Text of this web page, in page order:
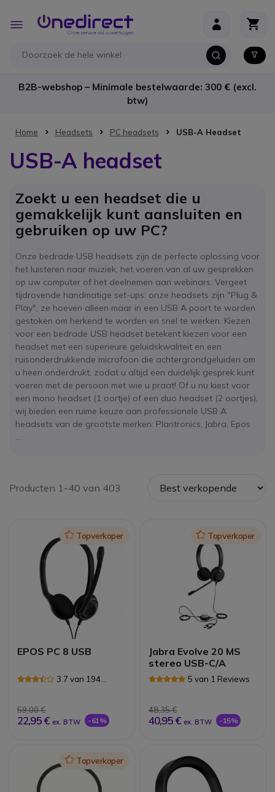
Toggle
Nav
B2B-webshop – Minimale bestelwaarde: 300 € (excl.
btw)
Home Headsets PC headsets USB-A Headset
USB-A headset
Zoekt u een headset die u
gemakkelijk kunt aansluiten en
gebruiken op uw PC?
Onze bedrade USB headsets zijn de perfecte oplossing voor
het luisteren naar muziek, het voeren van al uw gesprekken
op uw computer of het deelnemen aan webinars. Vergeet
tijdrovende handmatige set-ups: onze headsets zijn "Plug &
Play", ze hoeven alleen maar in een USB A poort te worden
gestoken om herkend te worden en snel te werken. Kiezen
voor een bedrade USB headset betekent kiezen voor een
headset met een superieure geluidskwaliteit en een
ruisonderdrukkende microfoon die achtergrondgeluiden om
u heen onderdrukt, zodat u altijd een duidelijk gesprek kunt
voeren met de persoon met wie u praat! Of u nu kiest voor
een mono headset (1 oortje) of een duo headset (2 oortjes),
wij bieden een ruime keuze aan professionele USB A
headsets van de grootste merken: Plantronics, Jabra, Epos
....
Producten 1-40 van 403
IconTopverkoper
EPOS PC 8 USB
3.7 van 194
59,00 €
22,95 € ex. BTW -61%
IconTopverkoper
Jabra Evolve 20 MS
stereo USB-C/A
5 van 1 Reviews
48,35 €
40,95 € ex. BTW -15%
IconTopverkoper